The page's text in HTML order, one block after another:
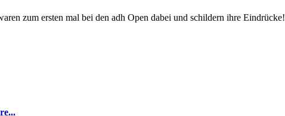
zum ersten mal bei den adh Open dabei und schildern ihre Eindrücke!